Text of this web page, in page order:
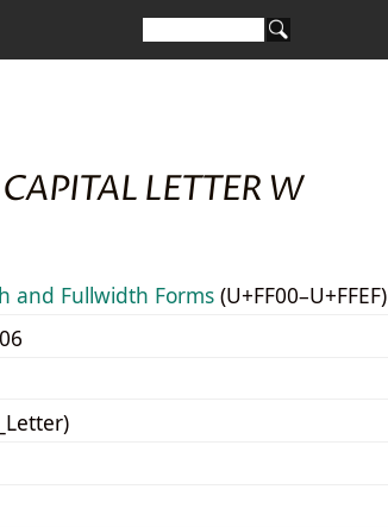
LETTER W
and Fullwidth Forms (U+FF00–U+FFEF)